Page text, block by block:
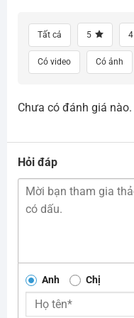
Tất cả 5 4
Có video Có ảnh
Chưa có đánh giá nào.
Hỏi đáp
Anh Chị